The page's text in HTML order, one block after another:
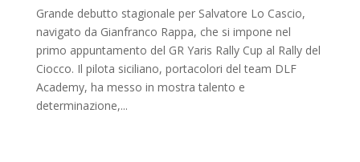
Grande debutto stagionale per Salvatore Lo Cascio,
navigato da Gianfranco Rappa, che si impone nel
primo appuntamento del GR Yaris Rally Cup al Rally del
Ciocco. Il pilota siciliano, portacolori del team DLF
Academy, ha messo in mostra talento e
determinazione,...